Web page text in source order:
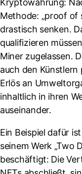
Kryptowährung:
Methode: „proof of
drastisch senken.
qualifizieren
Miner zugelassen.
auch den
Erlös an
inhaltlich in ihren
auseinander.
Ein Beispiel dafür
seinem Werk „Two
beschäftigt: Die